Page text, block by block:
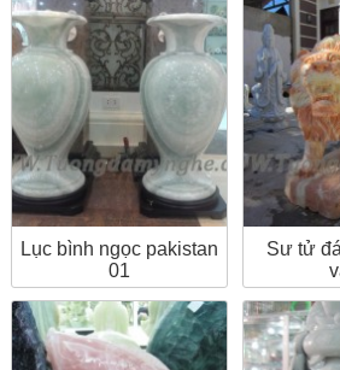
Lục bình ngọc pakistan
01
Sư tử